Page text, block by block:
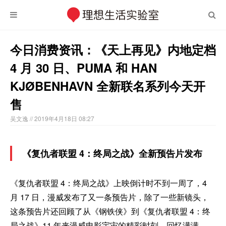
今日消费资讯：《天上再见》内地定档
4 月 30 日、PUMA 和 HAN
KJØBENHAVN 全新联名系列今天开
售
吴⽂逸 // 2019年4月18日 08:27
《复仇者联盟 4：终局之战》全新预告片发布
《复仇者联盟 4：终局之战》上映倒计时不到一周了，4
月 17 日，漫威发布了又一条预告片，除了一些新镜头，
这条预告片还回顾了从《钢铁侠》到《复仇者联盟 4：终